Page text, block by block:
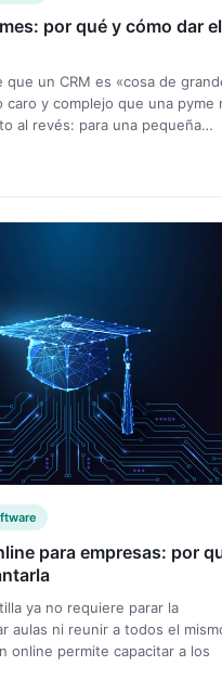
por qué y cómo dar el
que un CRM es «cosa de
caro y complejo que una pyme
al revés: para una pequeña…
para empresas: por
ya no requiere parar la
aulas ni reunir a todos el
online permite capacitar a los